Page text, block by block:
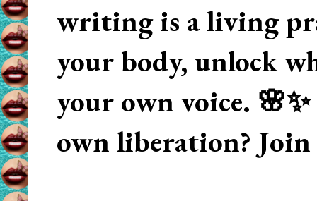
writing is a living
your body, unlock
your own voice.
own liberation? Join